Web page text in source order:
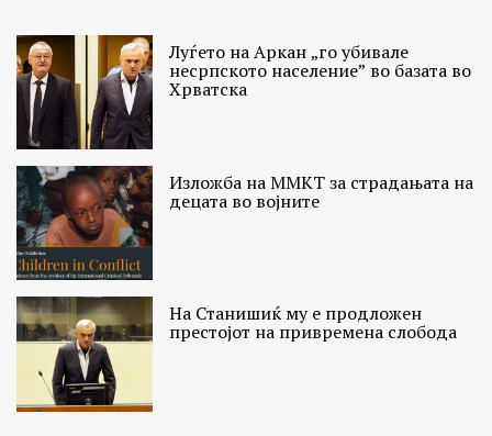
Луѓето на Аркан „го убивале
несрпското население” во базата во
Хрватска
Изложба на ММКТ за страдањата на
децата во војните
На Станишиќ му е продложен
престојот на привремена слобода